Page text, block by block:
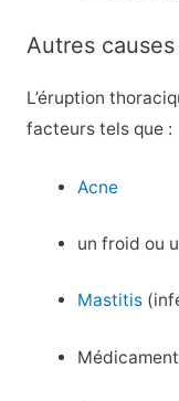
Autres
L’éruption
facteurs tels que :
Acne
un froid ou
Mastitis